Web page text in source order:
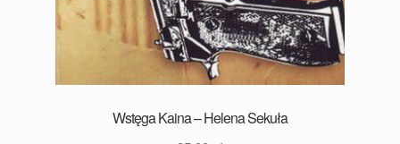
Wstęga Kaina – Helena Sekuła